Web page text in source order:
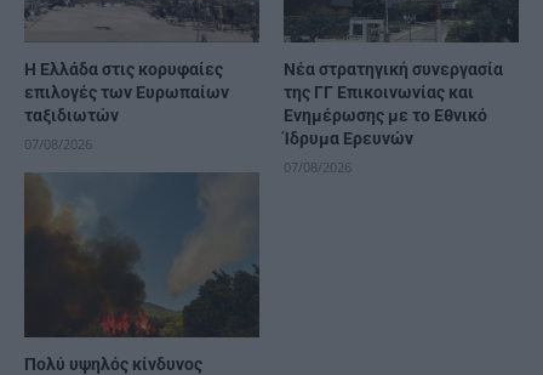
Η Ελλάδα στις κορυφαίες
επιλογές των Ευρωπαίων
ταξιδιωτών
07/08/2026
Νέα στρατηγική συνεργασία
της ΓΓ Επικοινωνίας και
Ενημέρωσης με το Εθνικό
Ίδρυμα Ερευνών
07/08/2026
Πολύ υψηλός κίνδυνος